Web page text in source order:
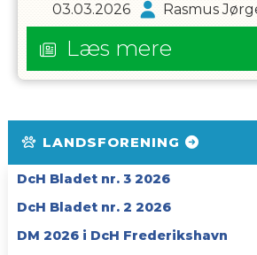
03.03.2026 Rasmus
Læs mere
LANDSFORENING
DcH Bladet nr. 3 2026
DcH Bladet nr. 2 2026
DM 2026 i DcH Frederikshavn